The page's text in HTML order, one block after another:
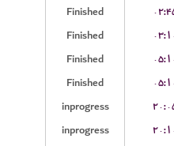
Finished
Finished
Finished
Finished
inprogress
inprogress